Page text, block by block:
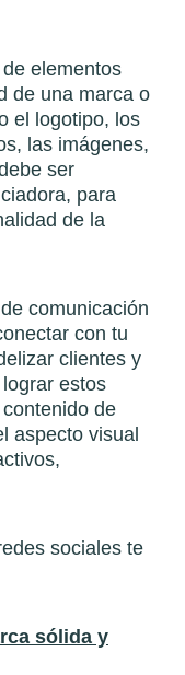
elementos
de una marca o
el logotipo, los
las imágenes,
ser
para
de la
comunicación
con tu
clientes y
estos
de
aspecto visual
sociales te
sólida y